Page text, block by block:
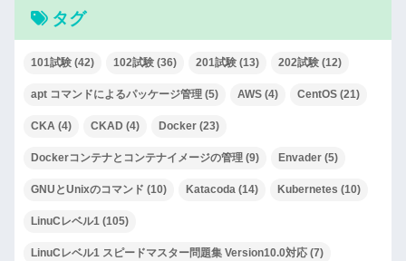
タグ
101試験 (42) 102試験 (36) 201試験 (13) 202試験 (12)
apt コマンドによるパッケージ管理 (5) AWS (4) CentOS (21)
CKA (4) CKAD (4) Docker (23)
Dockerコンテナとコンテナイメージの管理 (9) Envader (5)
GNUとUnixのコマンド (10) Katacoda (14) Kubernetes (10)
LinuCレベル1 (105)
LinuCレベル1 スピードマスター問題集 Version10.0対応 (7)